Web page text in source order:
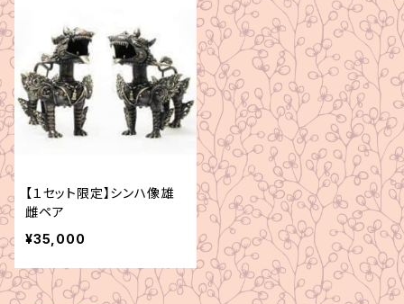
【１セット限定】シンハ像雄
雌ペア
¥35,000